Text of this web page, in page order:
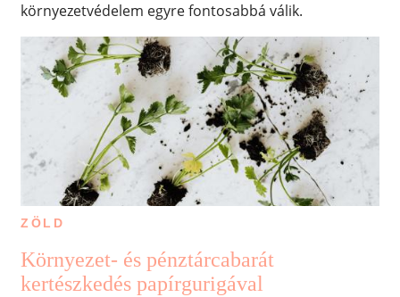
környezetvédelem egyre fontosabbá válik.
ZÖLD
Környezet- és pénztárcabarát
kertészkedés papírgurigával